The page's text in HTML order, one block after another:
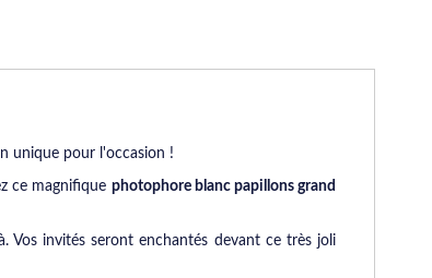
unique pour l'occasion !
ce magnifique photophore blanc papillons grand
Vos invités seront enchantés devant ce très joli